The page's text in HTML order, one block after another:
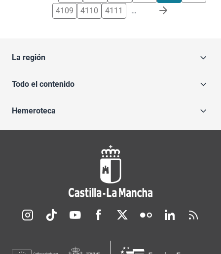
4109
4110 4111 …
La región
Todo el contenido
Hemeroteca
Redes sociales JCCM